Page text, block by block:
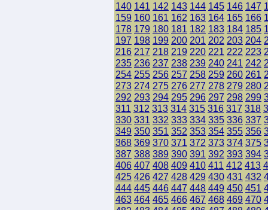
140 141 142 143 144 145 146 147
159 160 161 162 163 164 165 166
178 179 180 181 182 183 184 185
197 198 199 200 201 202 203 204
216 217 218 219 220 221 222 223
235 236 237 238 239 240 241 242
254 255 256 257 258 259 260 261
273 274 275 276 277 278 279 280
292 293 294 295 296 297 298 299
311 312 313 314 315 316 317 318
330 331 332 333 334 335 336 337
349 350 351 352 353 354 355 356
368 369 370 371 372 373 374 375
387 388 389 390 391 392 393 394
406 407 408 409 410 411 412 413
425 426 427 428 429 430 431 432
444 445 446 447 448 449 450 451
463 464 465 466 467 468 469 470